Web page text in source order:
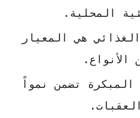
المحلية.
هي المعيار
الأنواع.
المبكرة تضمن نمواً